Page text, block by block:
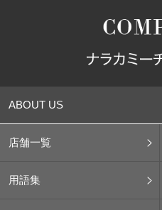
ABOUT US
店舗一覧
用語集